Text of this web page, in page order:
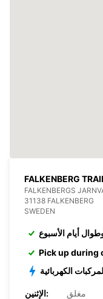
FALKENBERG
FALKENBERGS
31138 FALKENBERG
SWEDEN
أيام الأسبوع
Pick up during
الكهربائية
الإثنين:
مغلق